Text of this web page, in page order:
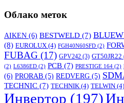
Облако меток
AIKEN (6) BESTWELD (7)
(8) EUROLUX (4) FGH40N60SFD (2)
FUBAG (17) GPV242 (3) GT50JR22
(2) L6386ED (2) PCB (7) PRESTIGE 164 (2)
(6) PRORAB (5) REDVERG (5)
TECHNIC (7) TECHNIK (4) TELWIN (4)
Инвертор (197)